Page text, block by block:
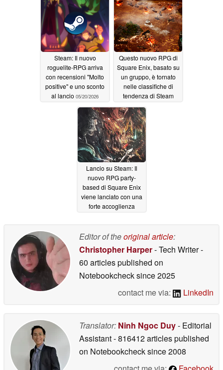
05/22/2026
Steam: Il nuovo
roguelite-RPG arriva
con recensioni "Molto
positive" e uno sconto
al lancio 05/20/2026
Questo nuovo RPG di
Square Enix, basato su
un gruppo, è tornato
nelle classifiche di
tendenza di Steam
quasi un mese dopo,
con oltre 2.300
recensioni
Lancio su Steam: Il
nuovo RPG party-
based di Square Enix
viene lanciato con una
forte accoglienza
Editor of theoriginal article:
Christopher Harper- Tech Writer-
60 articles published on
Notebookchecksince 2025
contact me via:
LinkedIn
Translator: Ninh Ngoc Duy- Editorial
Assistant- 816412 articles published
on Notebookchecksince 2008